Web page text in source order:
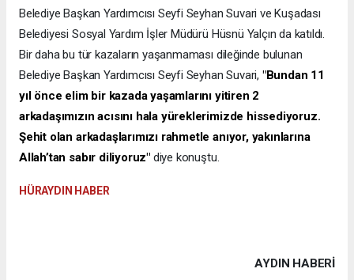
Belediye Başkan Yardımcısı Seyfi Seyhan Suvari ve Kuşadası
Belediyesi Sosyal Yardım İşler Müdürü Hüsnü Yalçın da katıldı.
Bir daha bu tür kazaların yaşanmaması dileğinde bulunan
Belediye Başkan Yardımcısı Seyfi Seyhan Suvari, "Bundan 11
yıl önce elim bir kazada yaşamlarını yitiren 2
arkadaşımızın acısını hala yüreklerimizde hissediyoruz.
Şehit olan arkadaşlarımızı rahmetle anıyor, yakınlarına
Allah’tan sabır diliyoruz" diye konuştu.
HÜRAYDIN HABER
AYDIN HABERİ